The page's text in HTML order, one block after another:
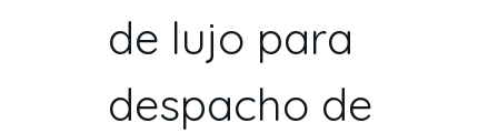
de lujo para
despacho de